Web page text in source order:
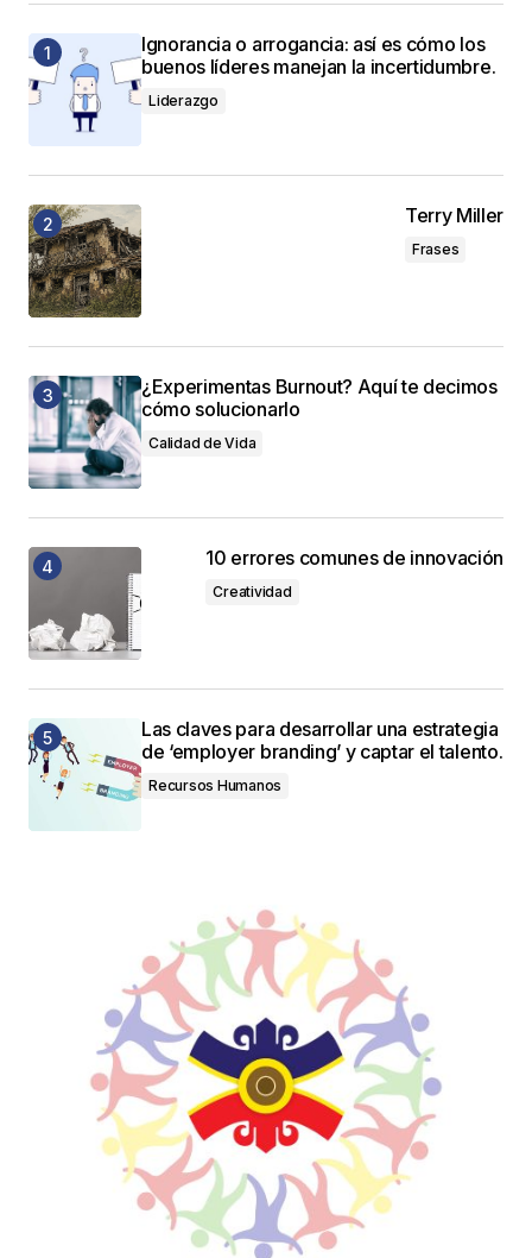
Ignorancia o arrogancia: así es cómo los
buenos líderes manejan la incertidumbre.
Liderazgo
Terry Miller
Frases
¿Experimentas Burnout? Aquí te decimos
cómo solucionarlo
Calidad de Vida
10 errores comunes de innovación
Creatividad
Las claves para desarrollar una estrategia
de ‘employer branding’ y captar el talento.
Recursos Humanos